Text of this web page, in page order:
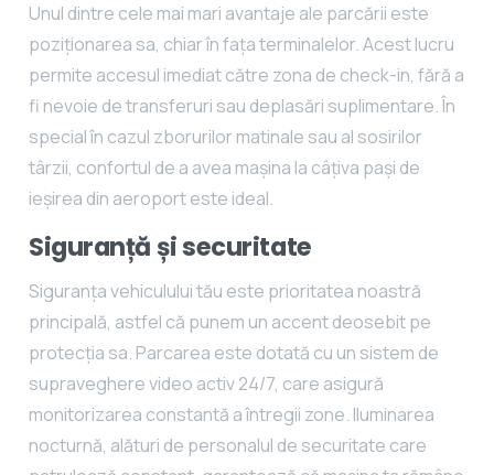
Unul dintre cele mai mari avantaje ale parcării este
poziționarea sa, chiar în fața terminalelor. Acest lucru
permite accesul imediat către zona de check-in, fără a
fi nevoie de transferuri sau deplasări suplimentare. În
special în cazul zborurilor matinale sau al sosirilor
târzii, confortul de a avea mașina la câțiva pași de
ieșirea din aeroport este ideal.
Siguranță și securitate
Siguranța vehiculului tău este prioritatea noastră
principală, astfel că punem un accent deosebit pe
protecția sa. Parcarea este dotată cu un sistem de
supraveghere video activ 24/7, care asigură
monitorizarea constantă a întregii zone. Iluminarea
nocturnă, alături de personalul de securitate care